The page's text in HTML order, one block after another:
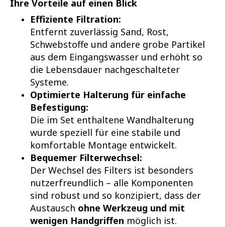
Ihre Vorteile auf einen Blick
Effiziente Filtration:
Entfernt zuverlässig Sand, Rost,
Schwebstoffe und andere grobe Partikel
aus dem Eingangswasser und erhöht so
die Lebensdauer nachgeschalteter
Systeme.
Optimierte Halterung für einfache
Befestigung:
Die im Set enthaltene Wandhalterung
wurde speziell für eine stabile und
komfortable Montage entwickelt.
Bequemer Filterwechsel:
Der Wechsel des Filters ist besonders
nutzerfreundlich – alle Komponenten
sind robust und so konzipiert, dass der
Austausch ohne Werkzeug und mit
wenigen Handgriffen möglich ist.